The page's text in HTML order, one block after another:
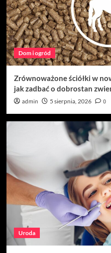
3
Uroda
Willa Dentika –
uśmiech łączy
Nowoczesna
poziomie:
Budownictwo
Dobrze
trwałości
Dom i ogród
Zrównoważone ściółki w
jak zadbać o dobrostan
admin 5 sierpnia, 2026 0
Uroda